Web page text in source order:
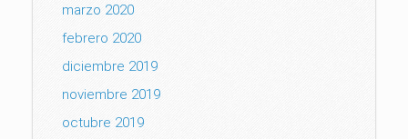
marzo 2020
febrero 2020
diciembre 2019
noviembre 2019
octubre 2019